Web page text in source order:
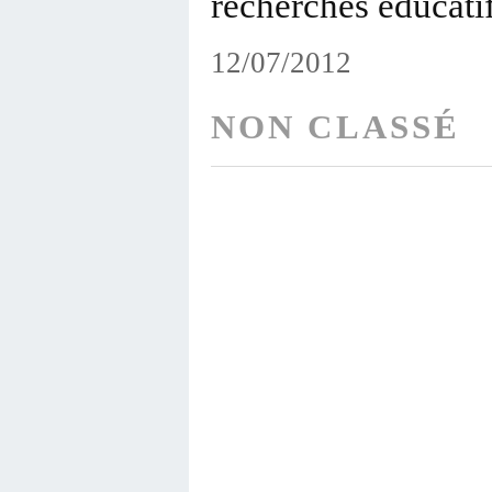
12/07/2012
NON CLASSÉ